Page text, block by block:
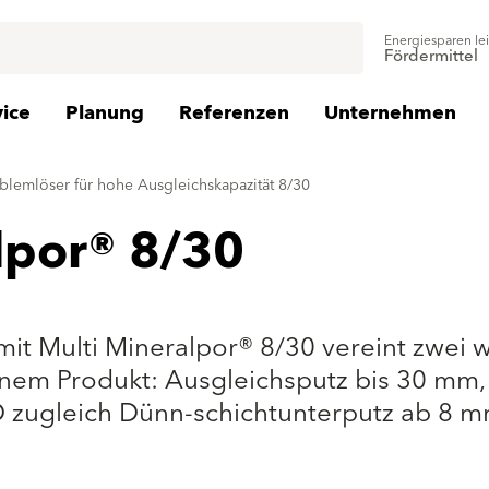
Energiesparen
Fördermittel
Planung Referenzen Unternehmen
für hohe Ausgleichskapazität 8/30
8/30
Multi Mineralpor® 8/30 vereint zwei
Produkt: Ausgleichsputz bis 30 mm,
Dünn-schichtunterputz ab 8